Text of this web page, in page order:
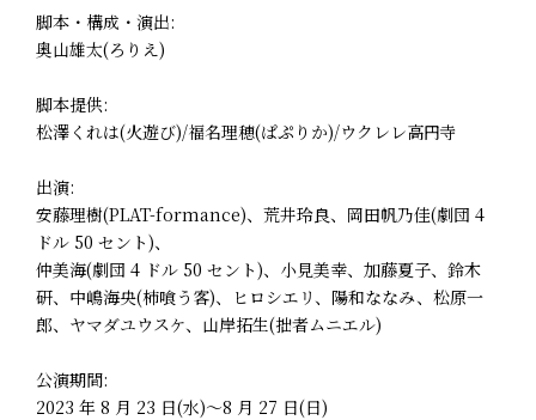
脚本・構成・演出:
奥山雄太(ろりえ)
脚本提供:
松澤くれは(火遊び)/福名理穂(ぱぷりか)/ウクレレ高円寺
出演:
安藤理樹(PLAT-formance)、荒井玲良、岡田帆乃佳(劇団 4
ドル 50 セント)、
仲美海(劇団 4 ドル 50 セント)、小見美幸、加藤夏子、鈴木
研、中嶋海央(柿喰う客)、ヒロシエリ、陽和ななみ、松原一
郎、ヤマダユウスケ、山岸拓生(拙者ムニエル)
公演期間:
2023 年 8 月 23 日(水)～8 月 27 日(日)